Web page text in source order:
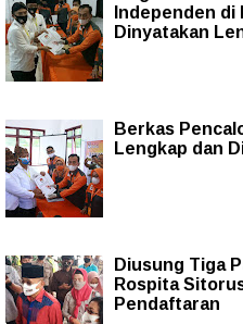
Independen di
Dinyatakan
Berkas
Lengkap dan
Diusung Tiga
Rospita
Pendaftaran